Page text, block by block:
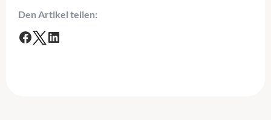
Den Artikel teilen: